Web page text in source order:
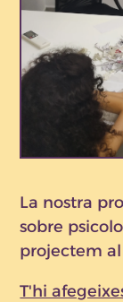
La nostra
sobre
projectem
T'hi